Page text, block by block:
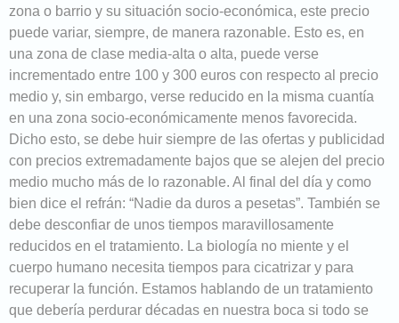
zona o barrio y su situación socio-económica, este precio
puede variar, siempre, de manera razonable. Esto es, en
una zona de clase media-alta o alta, puede verse
incrementado entre 100 y 300 euros con respecto al precio
medio y, sin embargo, verse reducido en la misma cuantía
en una zona socio-económicamente menos favorecida.
Dicho esto, se debe huir siempre de las ofertas y publicidad
con precios extremadamente bajos que se alejen del precio
medio mucho más de lo razonable. Al final del día y como
bien dice el refrán: “Nadie da duros a pesetas”. También se
debe desconfiar de unos tiempos maravillosamente
reducidos en el tratamiento. La biología no miente y el
cuerpo humano necesita tiempos para cicatrizar y para
recuperar la función. Estamos hablando de un tratamiento
que debería perdurar décadas en nuestra boca si todo se